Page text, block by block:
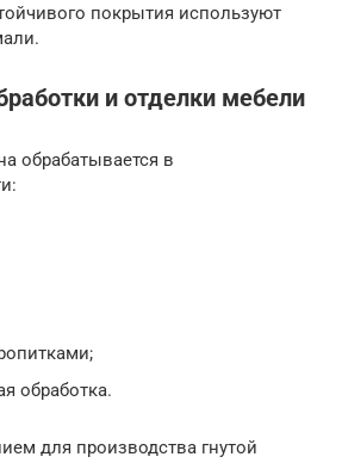
покрытия используют
и отделки мебели
обрабатывается в
обработка.
для производства гнутой